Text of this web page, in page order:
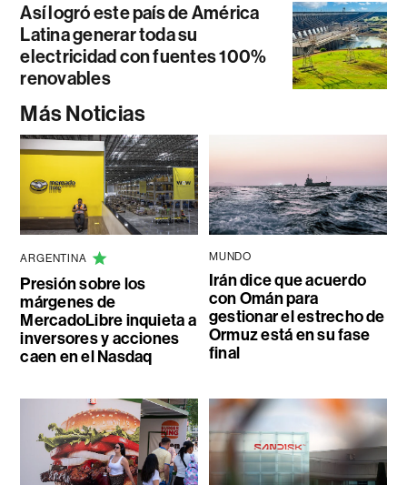
Así logró este país de América
Latina generar toda su
electricidad con fuentes 100%
renovables
Más Noticias
ARGENTINA
Presión sobre los
márgenes de
MercadoLibre inquieta a
inversores y acciones
caen en el Nasdaq
MUNDO
Irán dice que acuerdo
con Omán para
gestionar el estrecho de
Ormuz está en su fase
final